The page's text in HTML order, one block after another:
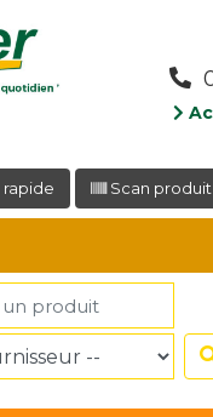
Scan produit
des cookies